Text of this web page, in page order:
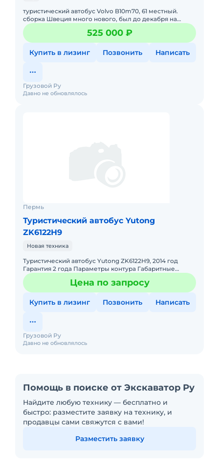
туристический автобус Volvo B10m70, 61 местный.
сборка Швеция много нового, был до декабря на
линии. пробег 951488 км. рама усилена
пневмоподвеска, подушки част
525 000 ₽
Купить в лизинг Позвонить Написать
Давно не обновлялось
Грузовой Ру
Пермь
Туристический автобус Yutong
ZK6122H9
Новая техника
Туристический автобус Yutong ZK6122H9, 2014 год
Гарантия 2 года Параметры контура Габаритные
размеры (mm) 12000 2550 3830 3700 без кондиционера
высота в салон Цена по запросу
Купить в лизинг Позвонить Написать
Давно не обновлялось
Грузовой Ру
Помощь в поиске от Экскаватор Ру
Найдите любую технику — бесплатно и
быстро: разместите заявку на технику, и
продавцы сами свяжутся с вами!
Разместить заявку